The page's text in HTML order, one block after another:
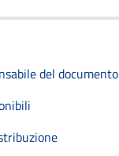
del documento